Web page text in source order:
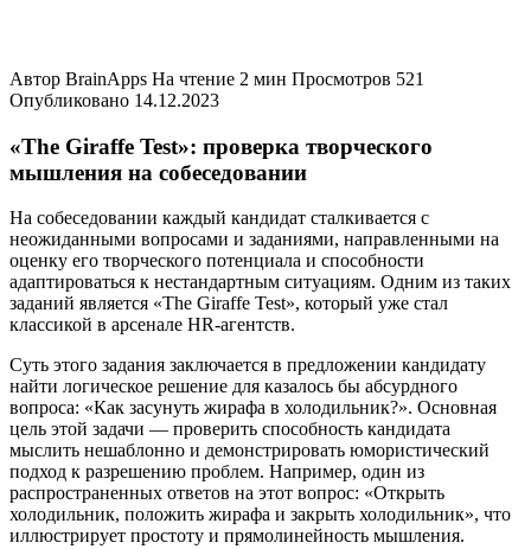
Автор BrainApps На чтение 2 мин Просмотров 521
Опубликовано 14.12.2023
«The Giraffe Test»: проверка творческого
мышления на собеседовании
На собеседовании каждый кандидат сталкивается с
неожиданными вопросами и заданиями, направленными на
оценку его творческого потенциала и способности
адаптироваться к нестандартным ситуациям. Одним из таких
заданий является «The Giraffe Test», который уже стал
классикой в арсенале HR-агентств.
Суть этого задания заключается в предложении кандидату
найти логическое решение для казалось бы абсурдного
вопроса: «Как засунуть жирафа в холодильник?». Основная
цель этой задачи — проверить способность кандидата
мыслить нешаблонно и демонстрировать юмористический
подход к разрешению проблем. Например, один из
распространенных ответов на этот вопрос: «Открыть
холодильник, положить жирафа и закрыть холодильник», что
иллюстрирует простоту и прямолинейность мышления.